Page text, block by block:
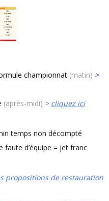
championnat (matin) >
(après-midi) > cliquez ici
temps non décompté
faute d’équipe = jet franc
propositions de restauration